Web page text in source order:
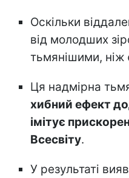
Оскільки
від молодших
тьмянішими, ніж
Ця надмірна
хибний ефект
імітує
Всесвіту.
У результаті